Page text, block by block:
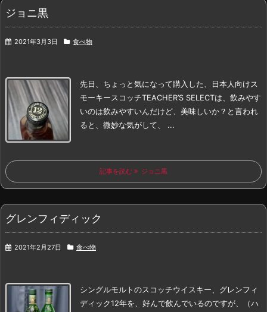
ジョニ黒
2021年3月3日 食べ物
先日、ちょっと気になって購入した、
日本人向けス
モーキースコッチTEACHER’S SELECTは、飲みやす
いのは飲みやすいんだけど、 美味しいか？と言われ
ると、微妙な気がして、 ...
記事を読む ジョニ黒
グレンフィディック
2021年2月27日 食べ物
シングルモルトのスコッチウイスキー、 グレンフィ
ディック12年を、好んで飲んでいるのですが、（ハ